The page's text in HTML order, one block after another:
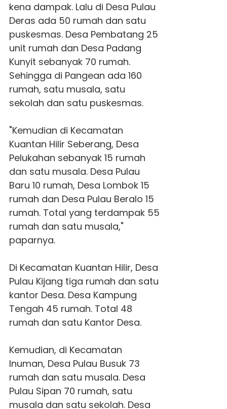
kena dampak. Lalu di Desa Pulau
Deras ada 50 rumah dan satu
puskesmas. Desa Pembatang 25
unit rumah dan Desa Padang
Kunyit sebanyak 70 rumah.
Sehingga di Pangean ada 160
rumah, satu musala, satu
sekolah dan satu puskesmas.
"Kemudian di Kecamatan
Kuantan Hilir Seberang, Desa
Pelukahan sebanyak 15 rumah
dan satu musala. Desa Pulau
Baru 10 rumah, Desa Lombok 15
rumah dan Desa Pulau Beralo 15
rumah. Total yang terdampak 55
rumah dan satu musala,"
paparnya.
Di Kecamatan Kuantan Hilir, Desa
Pulau Kijang tiga rumah dan satu
kantor Desa. Desa Kampung
Tengah 45 rumah. Total 48
rumah dan satu Kantor Desa.
Kemudian, di Kecamatan
Inuman, Desa Pulau Busuk 73
rumah dan satu musala. Desa
Pulau Sipan 70 rumah, satu
musala dan satu sekolah. Desa